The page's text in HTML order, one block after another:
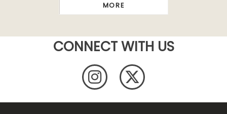
MORE
CONNECT WITH US